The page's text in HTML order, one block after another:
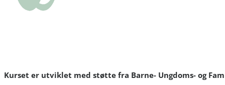
Kurset er utviklet med støtte fra Barne- Ungdoms- og